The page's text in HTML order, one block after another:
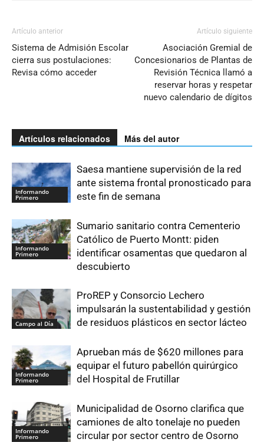
Artículo anterior
Sistema de Admisión Escolar
cierra sus postulaciones:
Revisa cómo acceder
Artículo siguiente
Asociación Gremial de
Concesionarios de Plantas de
Revisión Técnica llamó a
reservar horas y respetar
nuevo calendario de dígitos
Artículos relacionados Más del autor
Informando
Primero
Saesa mantiene supervisión de la red
ante sistema frontal pronosticado para
este fin de semana
Informando
Primero
Sumario sanitario contra Cementerio
Católico de Puerto Montt: piden
identificar osamentas que quedaron al
descubierto
Campo al Día
ProREP y Consorcio Lechero
impulsarán la sustentabilidad y gestión
de residuos plásticos en sector lácteo
Informando
Primero
Aprueban más de $620 millones para
equipar el futuro pabellón quirúrgico
del Hospital de Frutillar
Informando
Primero
Municipalidad de Osorno clarifica que
camiones de alto tonelaje no pueden
circular por sector centro de Osorno